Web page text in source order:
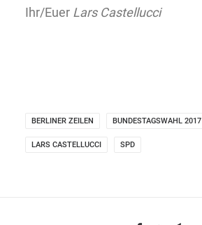
Ihr/Euer Lars Castellucci
BERLINER ZEILEN BUNDESTAGSWAHL 2017
LARS CASTELLUCCI SPD